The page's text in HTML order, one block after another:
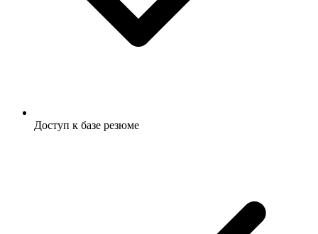
Доступ к базе резюме